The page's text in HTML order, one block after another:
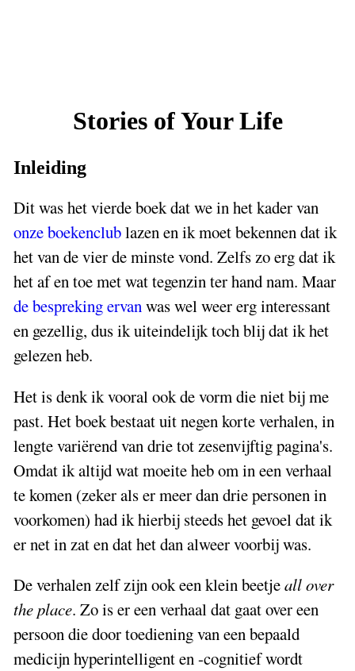
Stories of Your Life
Inleiding
Dit was het vierde boek dat we in het kader van
onze boekenclublazen en ik moet bekennen dat ik
het van de vier de minste vond. Zelfs zo erg dat ik
het af en toe met wat tegenzin ter hand nam. Maar
de bespreking ervanwas wel weer erg interessant
en gezellig, dus ik uiteindelijk toch blij dat ik het
gelezen heb.
Het is denk ik vooral ook de vorm die niet bij me
past. Het boek bestaat uit negen korte verhalen, in
lengte variërend van drie tot zesenvijftig pagina's.
Omdat ik altijd wat moeite heb om in een verhaal
te komen (zeker als er meer dan drie personen in
voorkomen) had ik hierbij steeds het gevoel dat ik
er net in zat en dat het dan alweer voorbij was.
De verhalen zelf zijn ook een klein beetjeall over
the place. Zo is er een verhaal dat gaat over een
persoon die door toediening van een bepaald
medicijn hyperintelligent en -cognitief wordt